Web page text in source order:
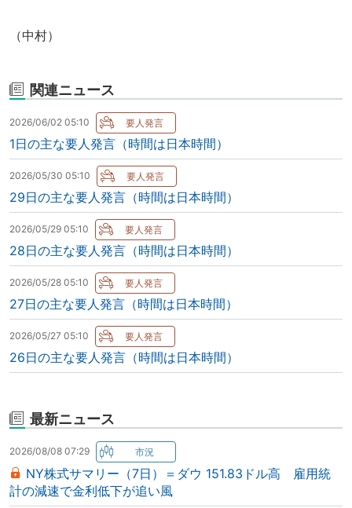
（中村）
関連ニュース
2026/06/02 05:10
1日の主な要人発言（時間は日本時間）
2026/05/30 05:10
29日の主な要人発言（時間は日本時間）
2026/05/29 05:10
28日の主な要人発言（時間は日本時間）
2026/05/28 05:10
27日の主な要人発言（時間は日本時間）
2026/05/27 05:10
26日の主な要人発言（時間は日本時間）
最新ニュース
2026/08/08 07:29
NY株式サマリー（7日）＝ダウ 151.83ドル高 雇用統
計の減速で金利低下が追い風